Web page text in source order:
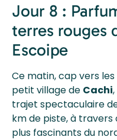
Jour 8 :
terres rouges
Escoipe
Ce matin, cap vers
petit village de Cachi
trajet spectaculaire
km de piste, à travers
plus fascinants du